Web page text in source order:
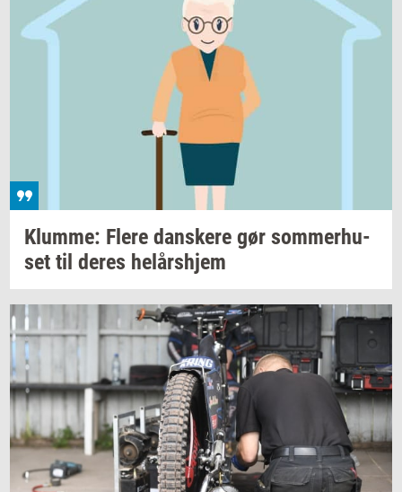
Klum­me: Flere dan­ske­re gør som­mer­hu­
set til deres helårs­hjem